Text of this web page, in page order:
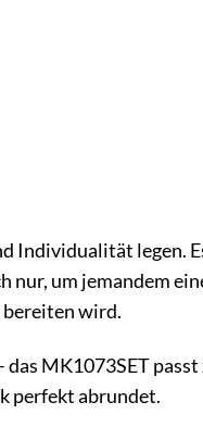
Individualität legen.
nur, um jemandem
bereiten wird.
MK1073SET passt
perfekt abrundet.